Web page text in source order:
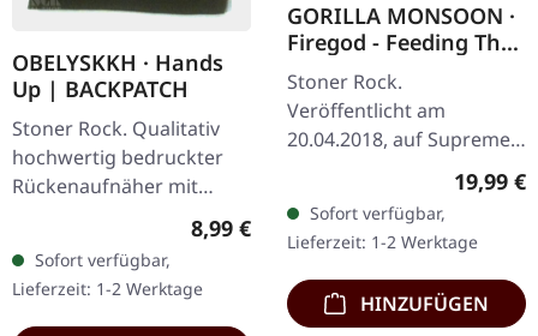
OBELYSKKH · Hands
Up | BACKPATCH
Stoner Rock. Qualitativ
hochwertig bedruckter
Rückenaufnäher mit
vernähter Kante im Hands
OBELYSKKH Logo. Maß
hochkant: 28 cm Breite…
Regulärer Preis:
8,99 €
Sofort verfügbar,
Lieferzeit: 1-2 Werktage
GORILLA MONSOON ·
Firegod - Feeding The
Beast | RED LP
Stoner Rock.
Veröffentlicht am
20.04.2018, auf Supreme
Transparent rotes Vinyl,
limitiert auf 200
handnummerierte
Exemplare. · 180g…
19,99 €
Sofort verfügbar,
Lieferzeit: 1-2 Werktage
HINZUFÜGEN